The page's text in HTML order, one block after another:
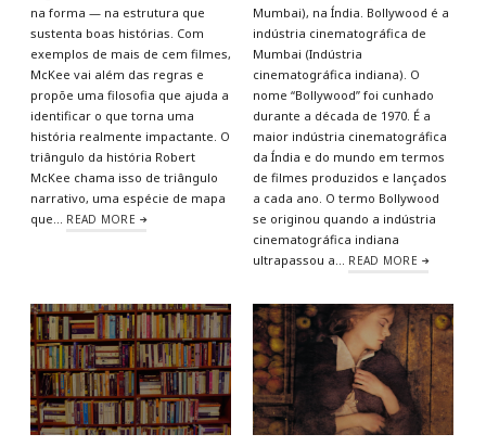
na forma — na estrutura que
sustenta boas histórias. Com
exemplos de mais de cem filmes,
McKee vai além das regras e
propõe uma filosofia que ajuda a
identificar o que torna uma
história realmente impactante. O
triângulo da história Robert
McKee chama isso de triângulo
narrativo, uma espécie de mapa
que… READ MORE
Mumbai), na Índia. Bollywood é a
indústria cinematográfica de
Mumbai (Indústria
cinematográfica indiana). O
nome “Bollywood” foi cunhado
durante a década de 1970. É a
maior indústria cinematográfica
da Índia e do mundo em termos
de filmes produzidos e lançados
a cada ano. O termo Bollywood
se originou quando a indústria
cinematográfica indiana
ultrapassou a… READ MORE